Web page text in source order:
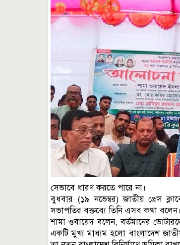
সেভাবে ধারণ করতে পারে না।
বুধবার (১৯ নভেম্বর) জাতীয় প্রেস
সভাপতির বক্তব্যে তিনি এসব কথা বলেন।
শামা ওবায়েদ বলেন, বর্তমানের
একটি মুখ্য মাধ্যম হলো বাংলাদেশ